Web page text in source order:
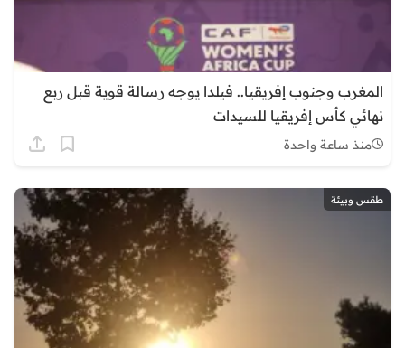
المغرب وجنوب إفريقيا.. فيلدا يوجه رسالة قوية قبل ربع
نهائي كأس إفريقيا للسيدات
منذ ساعة واحدة
طقس وبيئة